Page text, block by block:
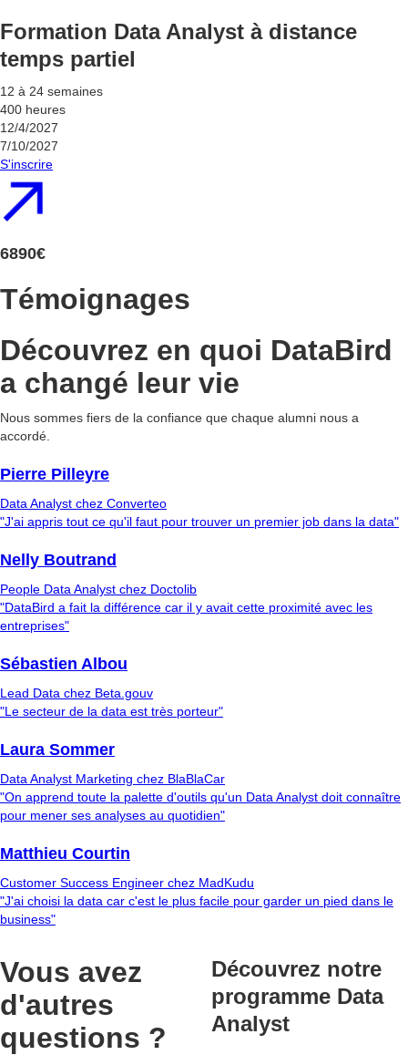
Formation Data Analyst à distance
temps partiel
12 à 24 semaines
400 heures
12/4/2027
7/10/2027
S'inscrire
6890€
Témoignages
Découvrez en quoi DataBird
a changé leur vie
Nous sommes fiers de la confiance que chaque alumni nous a
accordé.
Pierre Pilleyre
Data Analyst chez Converteo
"J'ai appris tout ce qu'il faut pour trouver un premier job dans la data"
Nelly Boutrand
People Data Analyst chez Doctolib
"DataBird a fait la différence car il y avait cette proximité avec les
entreprises"
Sébastien Albou
Lead Data chez Beta.gouv
"Le secteur de la data est très porteur"
Laura Sommer
Data Analyst Marketing chez BlaBlaCar
"On apprend toute la palette d'outils qu'un Data Analyst doit connaître
pour mener ses analyses au quotidien"
Matthieu Courtin
Customer Success Engineer chez MadKudu
"J'ai choisi la data car c'est le plus facile pour garder un pied dans le
business"
Vous avez
d'autres
questions ?
Découvrez notre
programme Data
Analyst